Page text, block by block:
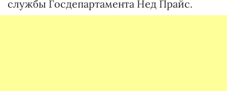
службы Госдепартамента Нед Прайс.